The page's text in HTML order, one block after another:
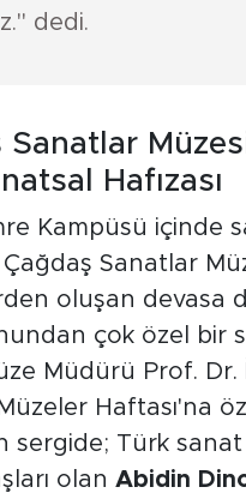
dedi.
Sanatlar
Hafızası
Kampüsü içinde
Çağdaş Sanatlar
oluşan devasa
çok özel bir
Müdürü Prof.
Haftası'na
sergide; Türk
olan Abidin